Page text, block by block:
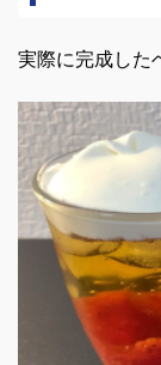
実際に完成した